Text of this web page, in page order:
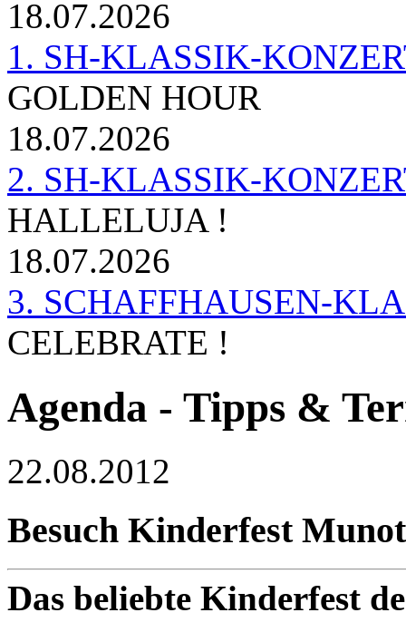
18.07.2026
1. SH-KLASSIK-
GOLDEN HOUR
18.07.2026
2. SH-KLASSIK-
HALLELUJA !
18.07.2026
3. SCHAFFHAUSEN-
CELEBRATE !
Agenda - Tipps &
22.08.2012
Besuch Kinderfest Munot
Das beliebte Kinderfest